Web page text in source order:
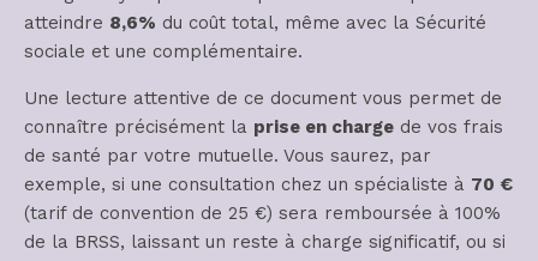
atteindre 8,6% du coût total, même avec la Sécurité
sociale et une complémentaire.
Une lecture attentive de ce document vous permet de
connaître précisément la prise en charge de vos frais
de santé par votre mutuelle. Vous saurez, par
exemple, si une consultation chez un spécialiste à 70 €
(tarif de convention de 25 €) sera remboursée à 100%
de la BRSS, laissant un reste à charge significatif, ou si